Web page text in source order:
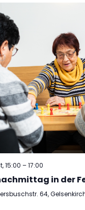
15:00 –17:00
in der
64,